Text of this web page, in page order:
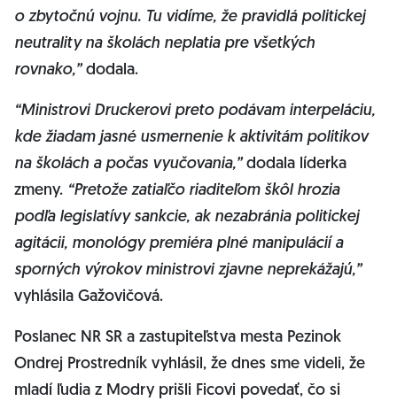
o zbytočnú vojnu. Tu vidíme, že pravidlá politickej
neutrality na školách neplatia pre všetkých
rovnako,”dodala.
“Ministrovi Druckerovi preto podávam interpeláciu,
kde žiadam jasné usmernenie k aktivitám politikov
na školách a počas vyučovania,”dodala líderka
zmeny. “Pretože zatiaľčo riaditeľom škôl hrozia
podľa legislatívy sankcie, ak nezabránia politickej
agitácii, monológy premiéra plné manipulácií a
sporných výrokov ministrovi zjavne neprekážajú,”
vyhlásila Gažovičová.
Poslanec NR SR a zastupiteľstva mesta Pezinok
Ondrej Prostredník vyhlásil, že dnes sme videli, že
mladí ľudia z Modry prišli Ficovi povedať, čo si